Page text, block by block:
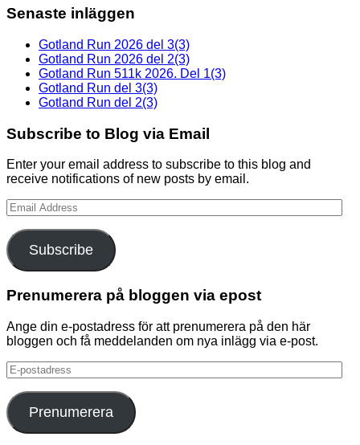
Senaste inläggen
Gotland Run 2026 del 3(3)
Gotland Run 2026 del 2(3)
Gotland Run 511k 2026. Del 1(3)
Gotland Run del 3(3)
Gotland Run del 2(3)
Subscribe to Blog via Email
Enter your email address to subscribe to this blog and
receive notifications of new posts by email.
Email
Address
Subscribe
Prenumerera på bloggen via epost
Ange din e-postadress för att prenumerera på den här
bloggen och få meddelanden om nya inlägg via e-post.
E-
postadress
Prenumerera